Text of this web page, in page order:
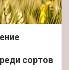
сортов